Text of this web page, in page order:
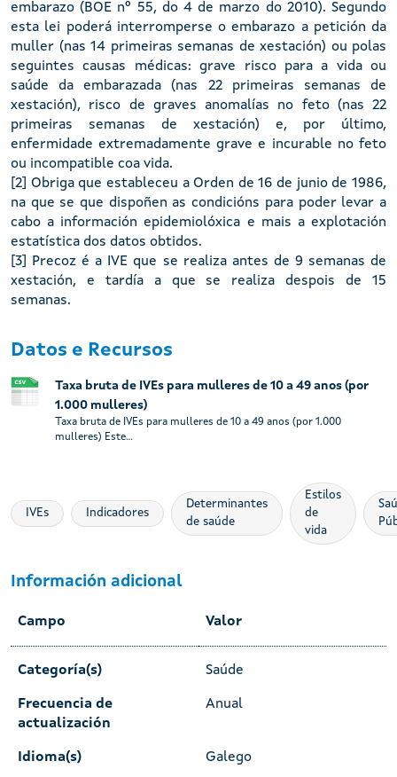
embarazo (BOE nº 55, do 4 de marzo do 2010). Segundo
esta lei poderá interromperse o embarazo a petición da
muller (nas 14 primeiras semanas de xestación) ou polas
seguintes causas médicas: grave risco para a vida ou
saúde da embarazada (nas 22 primeiras semanas de
xestación), risco de graves anomalías no feto (nas 22
primeiras semanas de xestación) e, por último,
enfermidade extremadamente grave e incurable no feto
ou incompatible coa vida.
[2] Obriga que estableceu a Orden de 16 de junio de 1986,
na que se que dispoñen as condicións para poder levar a
cabo a información epidemiolóxica e mais a explotación
estatística dos datos obtidos.
[3] Precoz é a IVE que se realiza antes de 9 semanas de
xestación, e tardía a que se realiza despois de 15
semanas.
Datos e Recursos
Taxa bruta de IVEs para mulleres de 10 a 49 anos (por
1.000 mulleres)
Taxa bruta de IVEs para mulleres de 10 a 49 anos (por 1.000
mulleres) Este...
IVEs Indicadores
Determinantes
de saúde
Estilos
de
vida
Información adicional
Campo Valor
Categoría(s) Saúde
Frecuencia de
actualización
Anual
Idioma(s) Galego